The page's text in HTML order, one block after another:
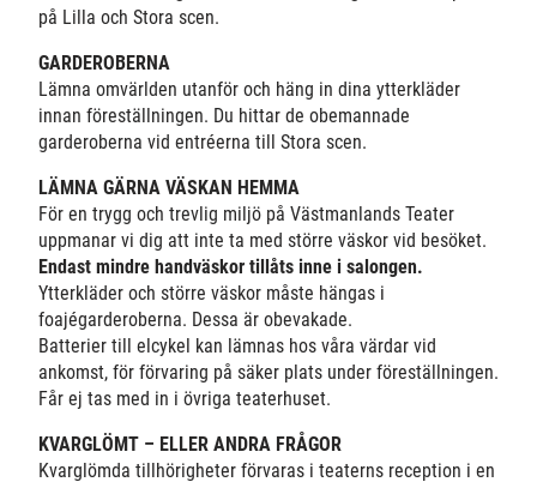
på Lilla och Stora scen.
GARDEROBERNA
Lämna omvärlden utanför och häng in dina ytterkläder
innan föreställningen. Du hittar de obemannade
garderoberna vid entréerna till Stora scen.
LÄMNA GÄRNA VÄSKAN HEMMA
För en trygg och trevlig miljö på Västmanlands Teater
uppmanar vi dig att inte ta med större väskor vid besöket.
Endast mindre handväskor tillåts inne i salongen.
Ytterkläder och större väskor måste hängas i
foajégarderoberna. Dessa är obevakade.
Batterier till elcykel kan lämnas hos våra värdar vid
ankomst, för förvaring på säker plats under föreställningen.
Får ej tas med in i övriga teaterhuset.
KVARGLÖMT – ELLER ANDRA FRÅGOR
Kvarglömda tillhörigheter förvaras i teaterns reception i en